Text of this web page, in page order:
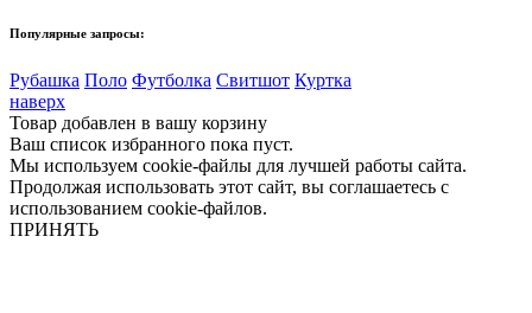
Популярные запросы:
Рубашка Поло Футболка Свитшот Куртка
наверх
Товар добавлен в вашу корзину
Ваш список избранного пока пуст.
Мы используем cookie-файлы для лучшей работы сайта.
Продолжая использовать этот сайт, вы соглашаетесь с
использованием cookie-файлов.
ПРИНЯТЬ